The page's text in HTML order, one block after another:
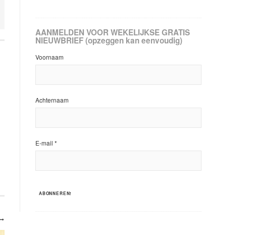
AANMELDEN VOOR WEKELIJKSE GRATIS
NIEUWBRIEF (opzeggen kan eenvoudig)
Voornaam
Achternaam
E-mail *